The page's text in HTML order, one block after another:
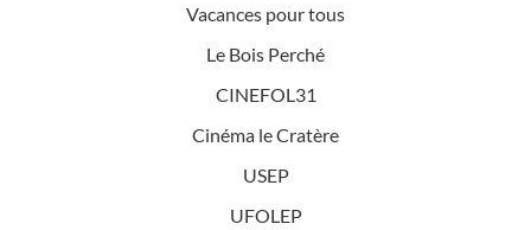
Vacances pour tous
Le Bois Perché
CINEFOL31
Cinéma le Cratère
USEP
UFOLEP